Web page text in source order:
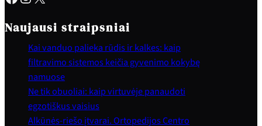
Naujausi straipsniai
Kai vanduo palieka rūdis ir kalkes: kaip
filtravimo sistemos keičia gyvenimo kokybę
namuose
Ne tik obuoliai: kaip virtuvėje panaudoti
egzotiškus vaisius
Alkūnės-riešo įtvarai. Ortopedijos Centro